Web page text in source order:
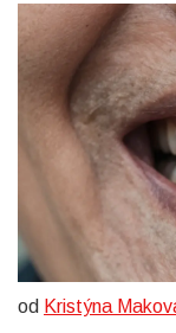
od Kristýna